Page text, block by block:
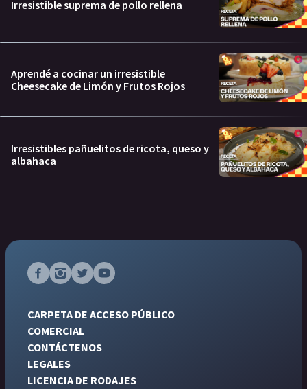
Irresistible suprema de pollo rellena
Aprendé a cocinar un irresistible
Cheesecake de Limón y Frutos Rojos
Irresistibles pañuelitos de ricota, queso y
albahaca
CARPETA DE ACCESO PÚBLICO
COMERCIAL
CONTÁCTENOS
LEGALES
LICENCIA DE RODAJES